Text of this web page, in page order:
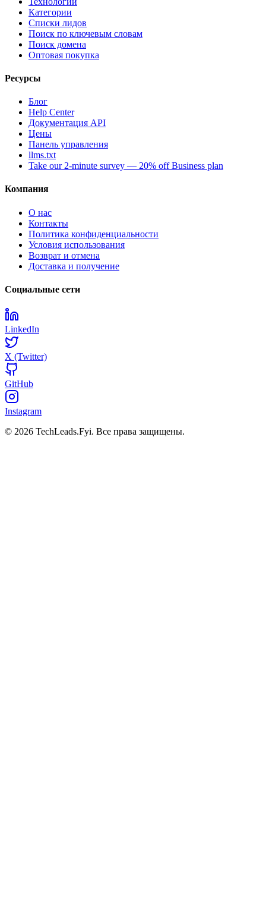
Категории
Списки лидов
Поиск по ключевым словам
Поиск домена
Оптовая покупка
Ресурсы
Блог
Help Center
Документация API
Цены
Панель управления
llms.txt
Take our 2-minute survey — 20% off Business plan
Компания
О нас
Контакты
Политика конфиденциальности
Условия использования
Возврат и отмена
Доставка и получение
Социальные сети
LinkedIn
X (Twitter)
GitHub
Instagram
© 2026 TechLeads.Fyi. Все права защищены.